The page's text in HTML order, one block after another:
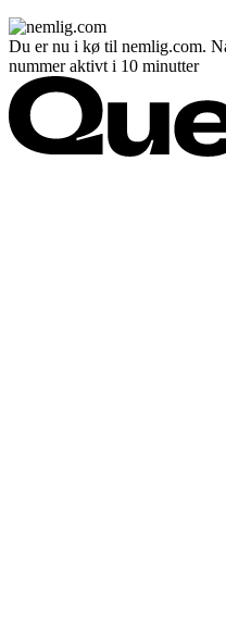
Du er nu i kø til nemlig.com.
nummer aktivt i 10 minutter